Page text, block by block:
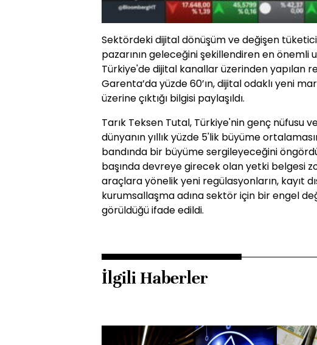
Sektördeki dijital dönüşüm ve değişen
pazarının geleceğini şekillendiren en önemli
Türkiye'de dijital kanallar üzerinden yapılan
Garenta’da yüzde 60’ın, dijital odaklı yeni
üzerine çıktığı bilgisi paylaşıldı.
Tarık Teksen Tutal, Türkiye'nin genç nüfusu
dünyanın yıllık yüzde 5'lik büyüme
bandında bir büyüme sergileyeceğini
başında devreye girecek olan yetki belgesi
araçlara yönelik yeni regülasyonların, kayıt
kurumsallaşma adına sektör için bir engel
görüldüğü ifade edildi.
İlgili Haberler